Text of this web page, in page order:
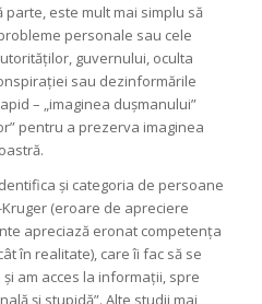
este mult mai simplu să
personale sau cele
guvernului, oculta
sau dezinformările
– „imaginea dușmanului”
pentru a prezerva imaginea
și categoria de persoane
(eroare de apreciere
apreciază eronat competența
în realitate), care îi fac să se
am acces la informații, spre
și stupidă”. Alte studii mai